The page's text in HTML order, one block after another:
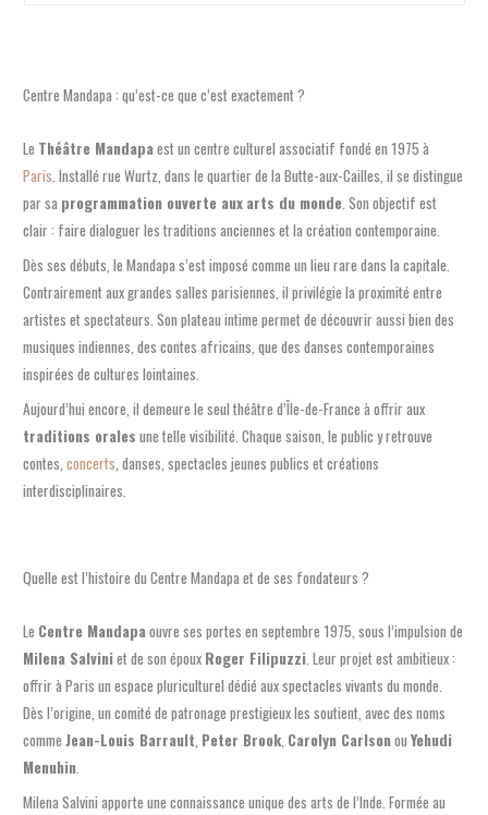
Centre Mandapa : qu’est-ce que c’est exactement ?
Le Théâtre Mandapaest un centre culturel associatif fondé en 1975 à
Paris . Installé rue Wurtz, dans le quartier de la Butte-aux-Cailles, il se distingue
par sa programmation ouverte aux arts du monde . Son objectif est
clair : faire dialoguer les traditions anciennes et la création contemporaine.
Dès ses débuts, le Mandapa s’est imposé comme un lieu rare dans la capitale.
Contrairement aux grandes salles parisiennes, il privilégie la proximité entre
artistes et spectateurs. Son plateau intime permet de découvrir aussi bien des
musiques indiennes, des contes africains, que des danses contemporaines
inspirées de cultures lointaines.
Aujourd’hui encore, il demeure le seul théâtre d’Île-de-France à offrir aux
traditions orales une telle visibilité. Chaque saison, le public y retrouve
contes,concerts , danses, spectacles jeunes publics et créations
interdisciplinaires.
Quelle est l’histoire du Centre Mandapa et de ses fondateurs ?
Le Centre Mandapaouvre ses portes en septembre 1975, sous l’impulsion de
Milena Salviniet de son époux Roger Filipuzzi. Leur projet est ambitieux :
offrir à Paris un espace pluriculturel dédié aux spectacles vivants du monde.
Dès l’origine, un comité de patronage prestigieux les soutient, avec des noms
commeJean-Louis Barrault, Peter Brook, Carolyn CarlsonouYehudi
Menuhin.
Milena Salvini apporte une connaissance unique des arts de l’Inde. Formée au